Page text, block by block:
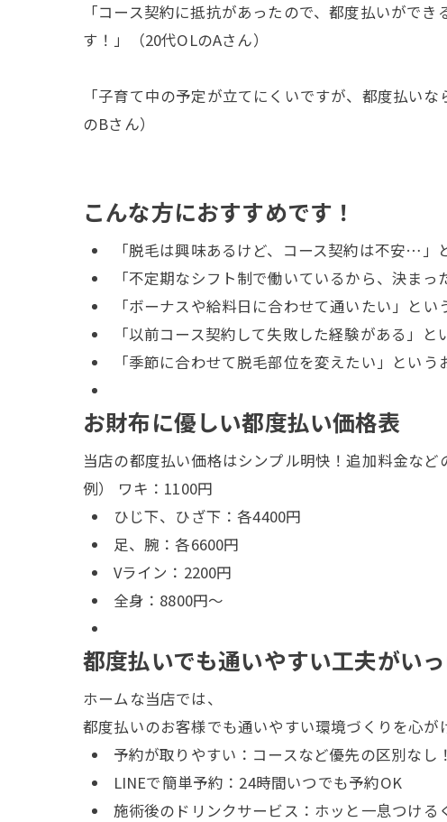
「コース契約に抵抗があったので、都度払いがで
す！」（20代OLのAさん）
「子育て中の予定が立てにくいですが、都度払い
のBさん）
こんな方におすすめです！
「脱毛は興味あるけど、コース契約は不安…」
「不定期なシフト制で働いているから、決ま
「ボーナスや給料日に合わせて通いたい」と
「以前コース契約して失敗した経験がある」
「季節に合わせて脱毛部位を変えたい」という
お財布に優しい都度払い価格表
当店の都度払い価格はシンプル明快！追加料金など
例） ワキ：1100円
ひじ下、ひざ下 ：各4400円
足、腕：各6600円
Vライン：2200円
全身：8800円～
都度払いでも通いやすい工夫がいっ
ホームな当店では、
都度払いのお客様でも通いやすい環境づくりを心が
予約が取りやすい：コースなど優先の区別なし！
LINEで簡単予約：24時間いつでも予約OK
施術後のドリンクサービス：ホッと一息つける